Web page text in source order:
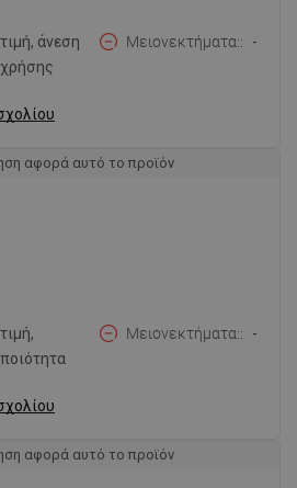
τιμή, άνεση
χρήσης
Μειονεκτήματα: -
αφορά αυτό το προϊόν
τιμή,
ποιότητα
Μειονεκτήματα: -
αφορά αυτό το προϊόν